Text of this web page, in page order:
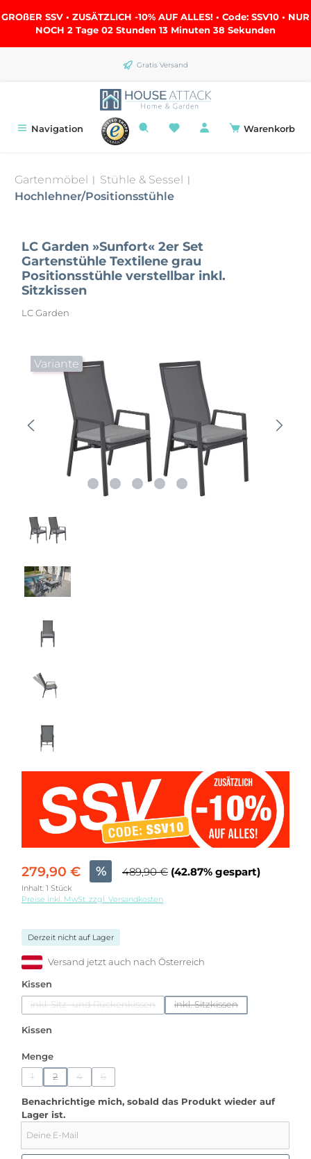
springen
GROßER SSV • ZUSÄTZLICH -10% AUF ALLES! • Code: SSV10 • NUR
NOCH 2 Tage 02 Stunden 13 Minuten 38 Sekunden
Gratis Versand
Navigation Warenkorb
Gartenmöbel | Stühle & Sessel |
Hochlehner/Positionsstühle
LC Garden »Sunfort« 2er Set
Gartenstühle Textilene grau
Positionsstühle verstellbar inkl.
Sitzkissen
LC Garden
Variante
279,90 € % 489,90 € (42.87% gespart)
Inhalt: 1 Stück
Preise inkl. MwSt. zzgl. Versandkosten
Derzeit nicht auf Lager
Versand jetzt auch nach Österreich
Kissen
inkl. Sitz- und Rückenkissen
(Diese Option ist zurzeit nicht verfügbar.)
inkl. Sitzkissen
(Diese Option ist zurzeit
Kissen
Mengeauswählen
1
(Diese Option ist zurzeit nicht verfügbar.)
2
(Diese Option ist zurzeit nicht verfügbar.)
4
(Diese Option ist zurzeit nicht verfügbar.)
6
(Diese Option ist zurzeit nicht verfügbar.)
Benachrichtige mich, sobald das Produkt wieder auf
Lager ist.